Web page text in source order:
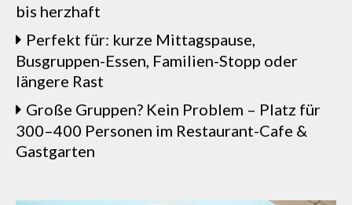
bis herzhaft
Perfekt für: kurze Mittagspause,
Busgruppen-Essen, Familien-Stopp oder
längere Rast
Große Gruppen? Kein Problem – Platz für
300–400 Personen im Restaurant-Cafe &
Gastgarten